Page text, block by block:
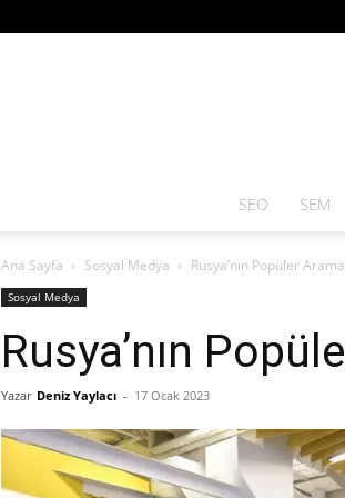
SEO SEM
Ana Sayfa Sosyal Medya Rusya’nın Popüler
Sosyal Medya
Rusya’nın
Yazar Deniz Yaylacı - 17 Ocak 2023